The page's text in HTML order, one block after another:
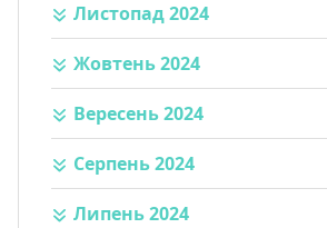
Листопад 2024
Жовтень 2024
Вересень 2024
Серпень 2024
Липень 2024